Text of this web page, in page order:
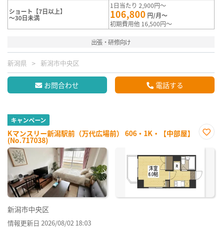
ショート【7日以上】
～30日未満
1日当たり 2,900円～
106,800 円/月～
初期費用他 16,500円～
出張・研修向け
新潟県 新潟市中央区
お問合わせ 電話する
キャンペーン
Kマンスリー新潟駅前（万代広場前） 606・1K・【中部屋】
(No.717038)
に入
新潟市中央区
情報更新日 2026/08/02 18:03